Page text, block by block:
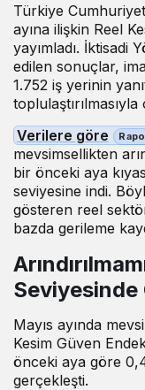
Türkiye Cumhuriyet
ayına ilişkin Reel
yayımladı. İktisadi
edilen sonuçlar,
1.752 iş yerinin
Verilere göre
mevsimsellikten
bir önceki aya
seviyesine indi.
gösteren reel
bazda gerileme
Seviyesinde
Mayıs ayında
Kesim Güven
önceki aya göre
gerçekleşti.